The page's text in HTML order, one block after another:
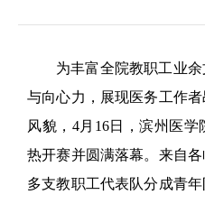
为丰富全院教职工业
与向心力，展现医务工作
风貌，4月16日，滨州医
热开赛并圆满落幕。来自
多支教职工代表队分成青